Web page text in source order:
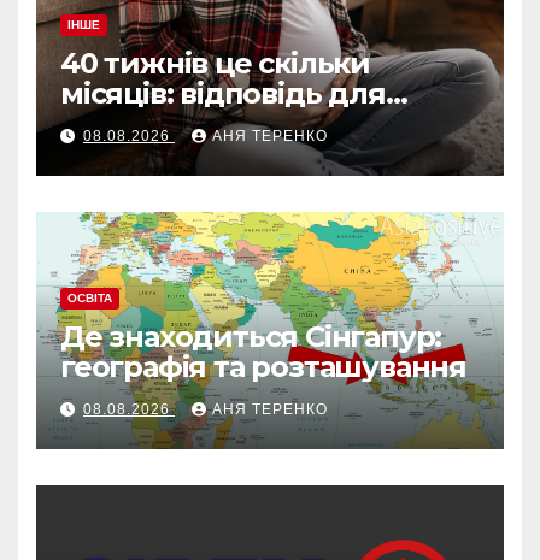
ІНШЕ
40 тижнів це скільки
місяців: відповідь для
вагітних і не тільки
08.08.2026 АНЯ ТЕРЕНКО
ОСВІТА
Де знаходиться Сінгапур:
географія та розташування
08.08.2026 АНЯ ТЕРЕНКО